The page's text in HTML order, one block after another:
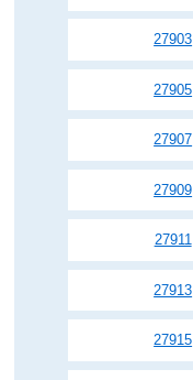
27903
27905
27907
27909
27911
27913
27915